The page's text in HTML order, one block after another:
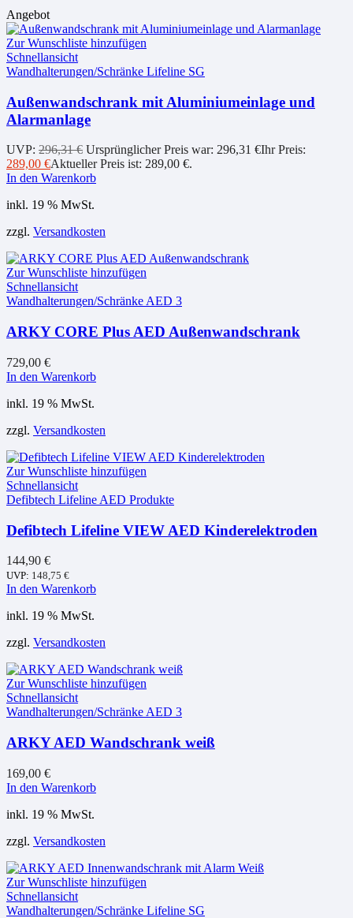
Angebot
Zur Wunschliste hinzufügen
Schnellansicht
Wandhalterungen/Schränke Lifeline SG
Außenwandschrank mit Aluminiumeinlage und
Alarmanlage
UVP: 296,31€ Ursprünglicher Preis war: 296,31 €Ihr Preis:
289,00 €Aktueller Preis ist: 289,00 €.
In den Warenkorb
inkl. 19 % MwSt.
zzgl. Versandkosten
Zur Wunschliste hinzufügen
Schnellansicht
Wandhalterungen/Schränke AED 3
ARKY CORE Plus AED Außenwandschrank
729,00 €
In den Warenkorb
inkl. 19 % MwSt.
zzgl. Versandkosten
Zur Wunschliste hinzufügen
Schnellansicht
Defibtech Lifeline AED Produkte
Defibtech Lifeline VIEW AED Kinderelektroden
144,90 €
UVP: 148,75 €
In den Warenkorb
inkl. 19 % MwSt.
zzgl. Versandkosten
Zur Wunschliste hinzufügen
Schnellansicht
Wandhalterungen/Schränke AED 3
ARKY AED Wandschrank weiß
169,00 €
In den Warenkorb
inkl. 19 % MwSt.
zzgl. Versandkosten
Zur Wunschliste hinzufügen
Schnellansicht
Wandhalterungen/Schränke Lifeline SG